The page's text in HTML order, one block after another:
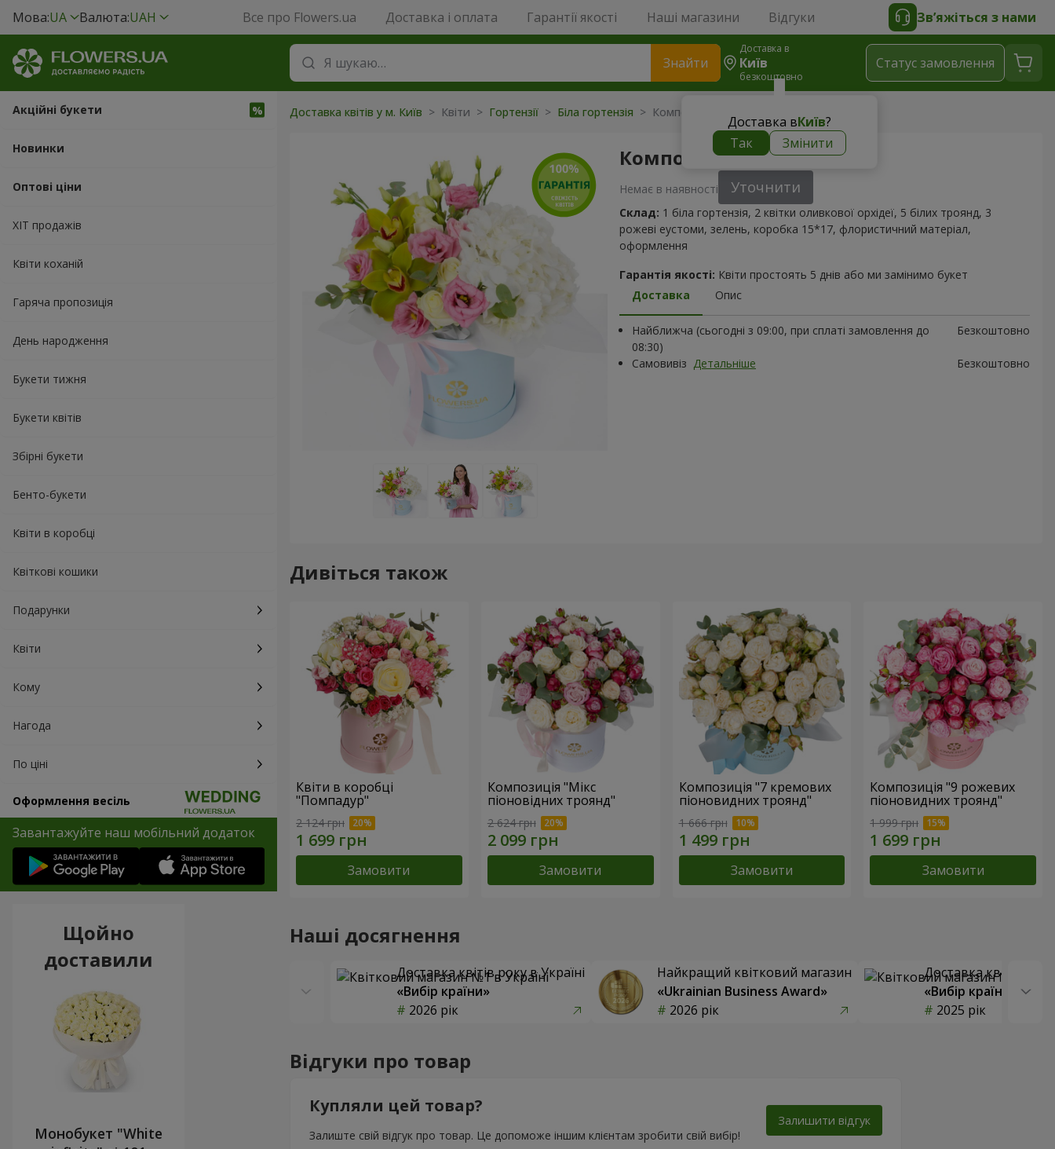
Мова:UA Валюта:UAH Все про Flowers.ua Доставка і оплата Гарантії якості Наші магазини Відгуки Зв’яжіться з нами
Знайти
Доставка в
Київ
безкоштовно
Доставка вКиїв?
Так
Змінити
Статус замовлення
Акційні букети
Новинки
Оптові ціни
ХІТ продажів
Квіти коханій
Гаряча пропозиція
День народження
Букети тижня
Букети квітів
Збірні букети
Бенто-букети
Квіти в коробці
Квіткові кошики
Подарунки
Квіти
Кому
Нагода
По ціні
Оформлення весіль
Завантажуйте наш мобільний додаток
Доставка квітів у м. Київ > Квіти > Гортензії > Біла гортензія > Композиція "Іліанна"
Композиція "Іліанна"
Немає в наявності Уточнити
Склад: 1 біла гортензія, 2 квітки оливкової орхідеї, 5 білих троянд, 3
рожеві еустоми, зелень, коробка 15*17, флористичний матеріал,
оформлення
Гарантія якості: Квіти простоять 5 днів або ми замінимо букет
Доставка
Опис
Найближча (сьогодні з 09:00, при сплаті замовлення до
08:30)
Безкоштовно
Самовивіз Детальніше Безкоштовно
Дивіться також
Квіти в коробці
"Помпадур"
2 124 грн
Замовити
Композиція "Мікс
піоновідних троянд"
2 624 грн
Замовити
Композиція "7 кремових
піоновидних троянд"
1 666 грн
Замовити
Композиція "9 рожевих
піоновидних троянд"
1 999 грн
Замовити
Наші досягнення
Доставка квітів року в Україні
«Вибір країни»
2026 рік
Найкращий квітковий магазин
«Ukrainian Business Award»
2026 рік
Доставка квітів
«Вибір країни»
2025 рік
Відгуки про товар
Купляли цей товар?
Залиште свій відгук про товар. Це допоможе іншим клієнтам зробити свій вибір!
Залишити відгук
Щойно
доставили
Монобукет "White